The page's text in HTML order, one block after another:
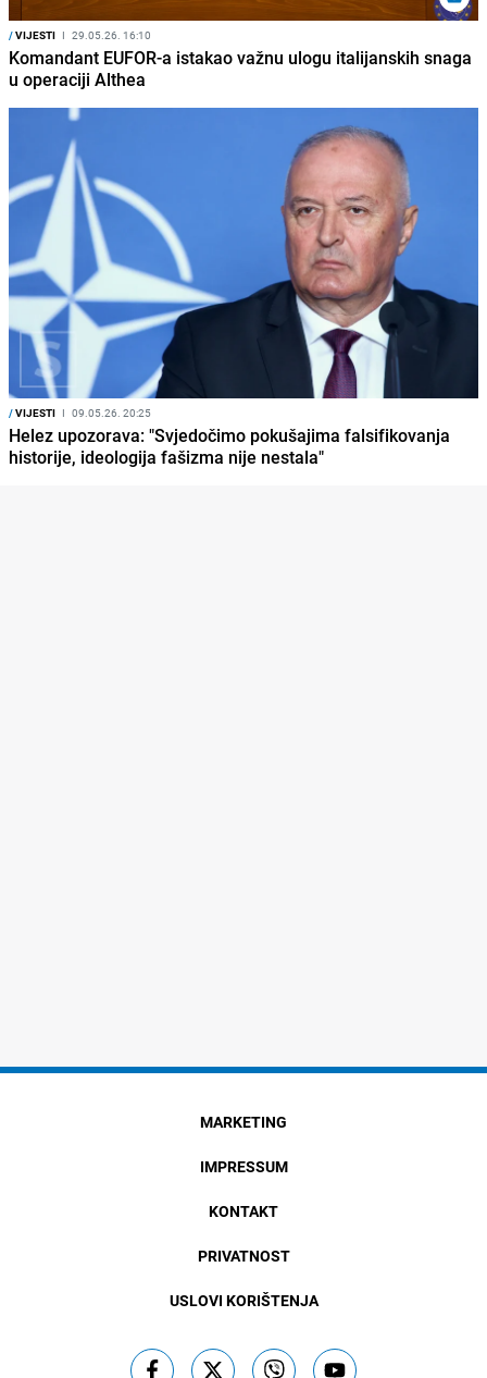
/VIJESTI I 29.05.26. 16:10
Komandant EUFOR-a istakao važnu ulogu italijanskih snaga
u operaciji Althea
/VIJESTI I 09.05.26. 20:25
Helez upozorava: "Svjedočimo pokušajima falsifikovanja
historije, ideologija fašizma nije nestala"
MARKETING
IMPRESSUM
KONTAKT
PRIVATNOST
USLOVI KORIŠTENJA